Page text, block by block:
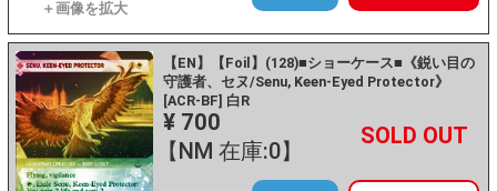
【EN】【Foil】(128)■ショーケース■《鋭い目の
守護者、セヌ/Senu, Keen-Eyed Protector》
[ACR-BF] 白R
¥ 700
【NM 在庫:0】
－ +